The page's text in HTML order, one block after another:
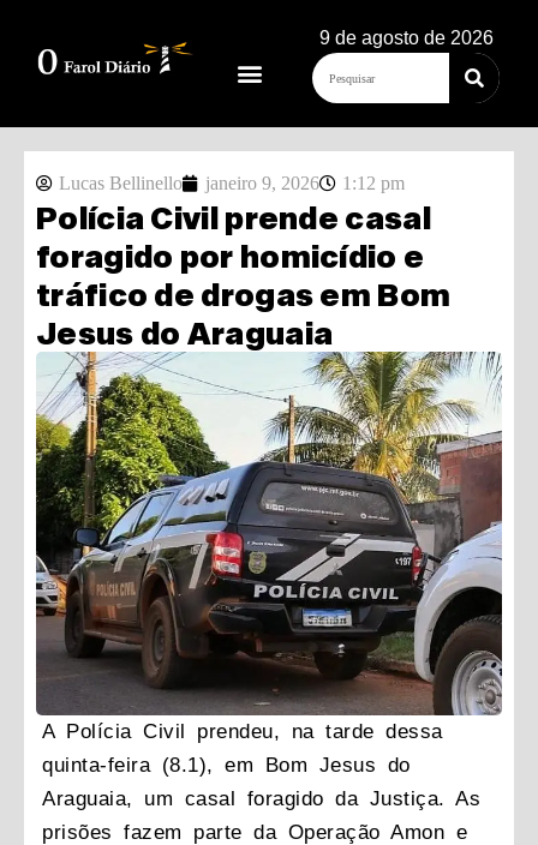
9 de agosto de 2026
Lucas Bellinello janeiro 9, 2026 1:12 pm
Polícia Civil prende casal
foragido por homicídio e
tráfico de drogas em Bom
Jesus do Araguaia
A Polícia Civil prendeu, na tarde dessa
quinta-feira (8.1), em Bom Jesus do
Araguaia, um casal foragido da Justiça. As
prisões fazem parte da Operação Amon e